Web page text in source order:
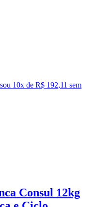
ou 10x de R$ 192,11 sem
Consul 12kg